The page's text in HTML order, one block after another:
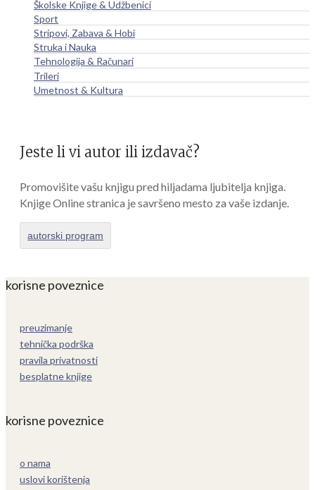
Školske Knjige & Udžbenici
Sport
Stripovi, Zabava & Hobi
Struka i Nauka
Tehnologija & Računari
Trileri
Umetnost & Kultura
Jeste li vi autor ili izdavač?
Promovišite vašu knjigu pred hiljadama ljubitelja knjiga.
Knjige Online stranica je savršeno mesto za vaše izdanje.
autorski program
korisne poveznice
preuzimanje
tehnička podrška
pravila privatnosti
besplatne knjige
korisne poveznice
o nama
uslovi korištenja